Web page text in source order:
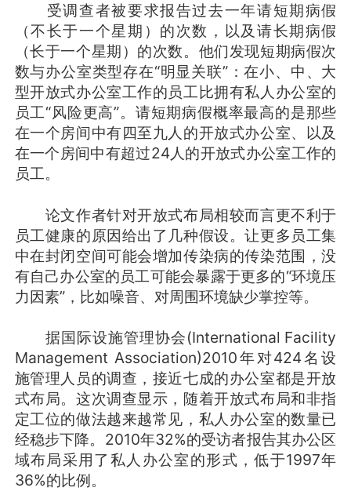
受调查者被要求报告过去一年请短期病假
（不长于一个星期）的次数，以及请长期病假
（长于一个星期）的次数。他们发现短期病假次
数与办公室类型存在“明显关联”：在小、中、大
型开放式办公室工作的员工比拥有私人办公室的
员工“风险更高”。请短期病假概率最高的是那些
在一个房间中有四至九人的开放式办公室、以及
在一个房间中有超过24人的开放式办公室工作的
员工。
论文作者针对开放式布局相较而言更不利于
员工健康的原因给出了几种假设。让更多员工集
中在封闭空间可能会增加传染病的传染范围，没
有自己办公室的员工可能会暴露于更多的“环境压
力因素”，比如噪音、对周围环境缺少掌控等。
据国际设施管理协会(International Facility
Management Association)2010年对424名设
施管理人员的调查，接近七成的办公室都是开放
式布局。这次调查显示，随着开放式布局和非指
定工位的做法越来越常见，私人办公室的数量已
经稳步下降。2010年32%的受访者报告其办公区
域布局采用了私人办公室的形式，低于1997年
36%的比例。